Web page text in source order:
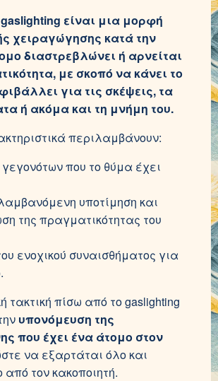
είναι μια μορφή
χειραγώγησης κατά την
διαστρεβλώνει ή αρνείται
με σκοπό να κάνει το
για τις σκέψεις, τα
ή ακόμα και τη μνήμη του.
περιλαμβάνουν:
που το θύμα έχει
υποτίμηση και
της πραγματικότητας του
ενοχικού συναισθήματος για
τακτική πίσω από το gaslighting
υπονόμευση της
που έχει ένα άτομο στον
να εξαρτάται όλο και
τον κακοποιητή.